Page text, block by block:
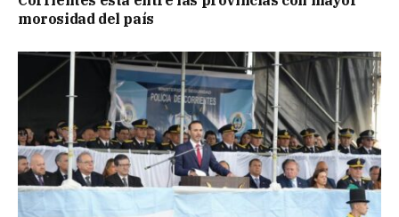
morosidad del país